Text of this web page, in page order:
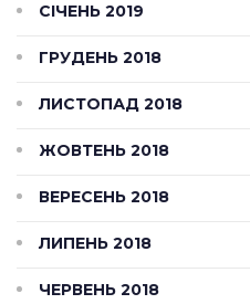
СІЧЕНЬ 2019
ГРУДЕНЬ 2018
ЛИСТОПАД 2018
ЖОВТЕНЬ 2018
ВЕРЕСЕНЬ 2018
ЛИПЕНЬ 2018
ЧЕРВЕНЬ 2018